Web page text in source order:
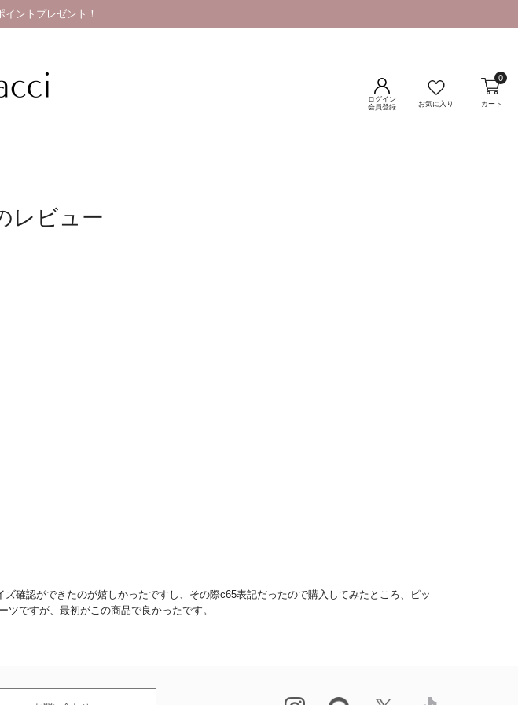
ントプレゼント！
ログイン
会員登録
お気に入り カート
0
レビュー
確認ができたのが嬉しかったですし、その際c65表記だったので購入してみたところ、ピッ
ですが、最初がこの商品で良かったです。